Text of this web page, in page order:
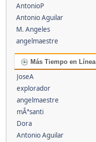
AntonioP
Antonio Aguilar
M. Angeles
angelmaestre
Más Tiempo en Línea
JoseA
explorador
angelmaestre
mÂªsanti
Dora
Antonio Aguilar